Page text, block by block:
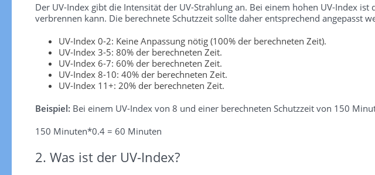
Der UV-Index gibt die Intensität der UV-Strahlung an. Bei einem hohen UV-Index
verbrennen kann. Die berechnete Schutzzeit sollte daher entsprechend angepasst
UV-Index 0-2: Keine Anpassung nötig (100% der berechneten Zeit).
UV-Index 3-5: 80% der berechneten Zeit.
UV-Index 6-7: 60% der berechneten Zeit.
UV-Index 8-10: 40% der berechneten Zeit.
UV-Index 11+: 20% der berechneten Zeit.
Beispiel: Bei einem UV-Index von 8 und einer berechneten Schutzzeit von 150
150 Minuten*0.4 = 60 Minuten
2. Was ist der UV-Index?